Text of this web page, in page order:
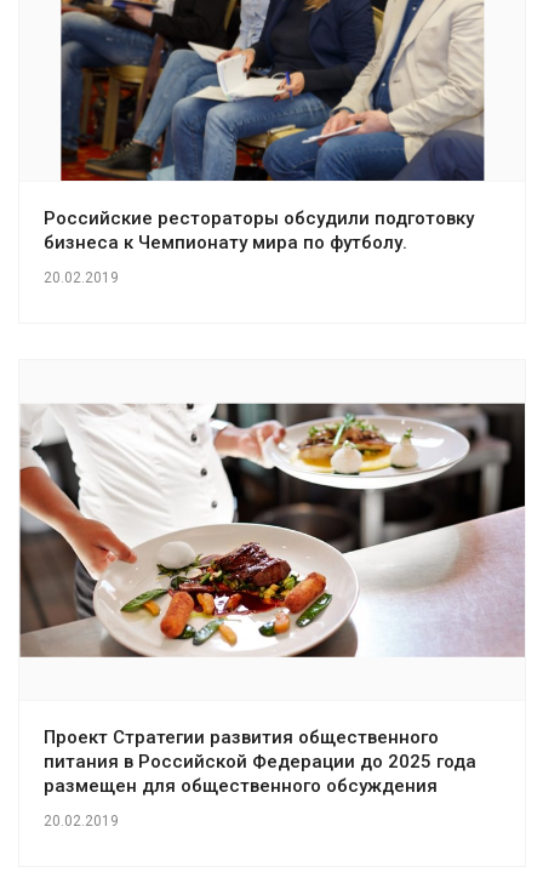
Российские рестораторы обсудили подготовку
бизнеса к Чемпионату мира по футболу.
20.02.2019
Проект Стратегии развития общественного
питания в Российской Федерации до 2025 года
размещен для общественного обсуждения
20.02.2019